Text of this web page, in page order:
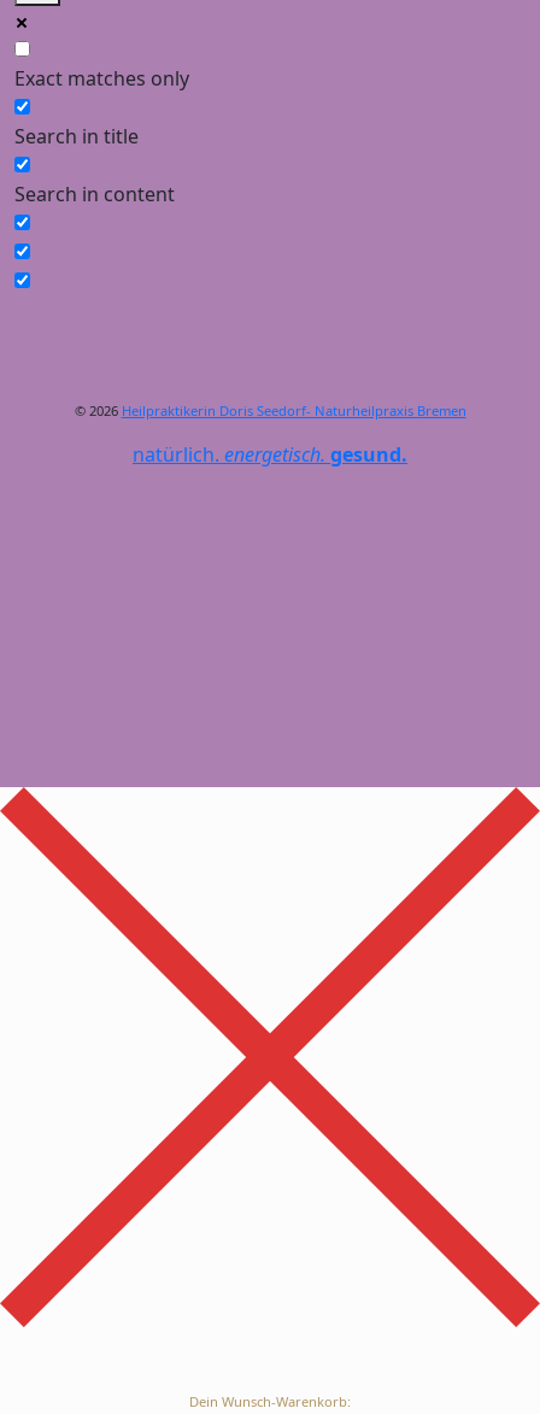
Exact matches only
Search in title
Search in content
© 2026 Heilpraktikerin Doris Seedorf- Naturheilpraxis Bremen
natürlich. energetisch. gesund.
Dein Wunsch-Warenkorb: